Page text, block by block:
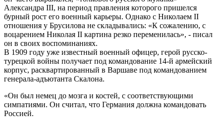
Александра III, на период правления которого пришелся
бурный рост его военный карьеры. Однако с Николаем II
отношения у Брусилова не складывались: «К сожалению, с
воцарением Николая II картина резко переменилась», - писал
он в своих воспоминаниях.
В 1909 году уже известный военный офицер, герой русско-
турецкой войны получает под командование 14-й армейский
корпус, расквартированный в Варшаве под командованием
генерала-адъютанта Скалона.
«Он был немец до мозга и костей, с соответствующими
симпатиями. Он считал, что Германия должна командовать
Россией.